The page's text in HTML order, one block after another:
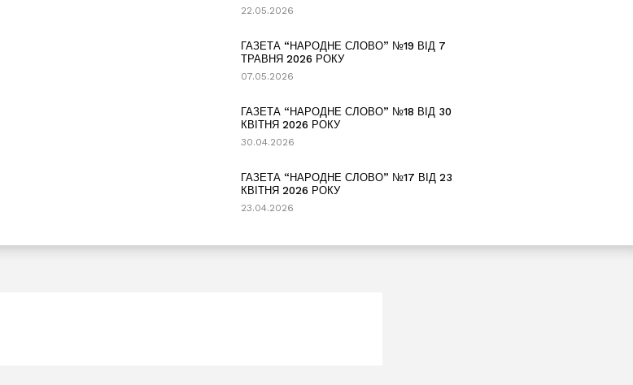
22.05.2026
ГАЗЕТА “НАРОДНЕ СЛОВО” №19 ВІД 7
ТРАВНЯ 2026 РОКУ
07.05.2026
ГАЗЕТА “НАРОДНЕ СЛОВО” №18 ВІД 30
КВІТНЯ 2026 РОКУ
30.04.2026
ГАЗЕТА “НАРОДНЕ СЛОВО” №17 ВІД 23
КВІТНЯ 2026 РОКУ
23.04.2026